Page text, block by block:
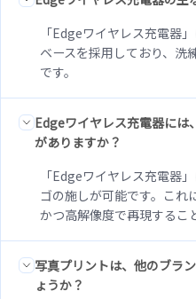
「Edgeワイヤレス充電器
ベースを採用しており、洗
です。
Edgeワイヤレス充電器には
がありますか？
「Edgeワイヤレス充電器
ゴの施しが可能です。これ
かつ高解像度で再現するこ
写真プリントは、他のブラ
ょうか？